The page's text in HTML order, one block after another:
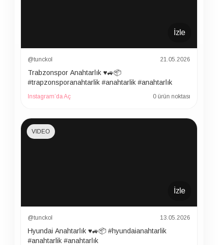
İzle
@tunckol 21.05.2026
Trabzonspor Anahtarlık ♥️🚙📦
#trapzonsporanahtarlik #anahtarlik #anahtarlık
Instagram’da Aç 0 ürün noktası
İzle
VIDEO
@tunckol 13.05.2026
Hyundai Anahtarlık ♥️🚙📦 #hyundaianahtarlik
#anahtarlik #anahtarlık